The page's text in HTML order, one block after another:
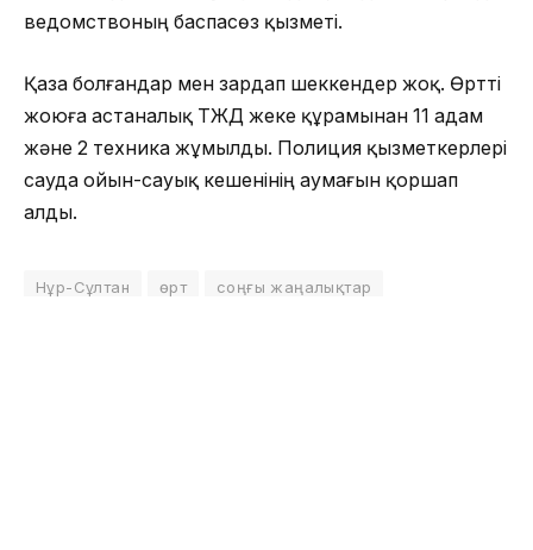
ведомствоның баспасөз қызметі.
Қаза болғандар мен зардап шеккендер жоқ. Өртті
жоюға астаналық ТЖД жеке құрамынан 11 адам
және 2 техника жұмылды. Полиция қызметкерлері
сауда ойын-сауық кешенінің аумағын қоршап
алды.
Нұр-Сұлтан өрт соңғы жаңалықтар